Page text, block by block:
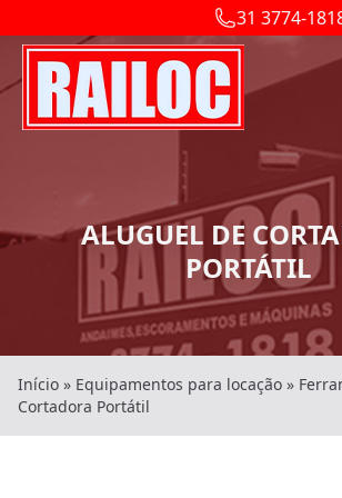
31 3774-
ALUGUEL DE
PORTÁTIL
Início » Equipamentos para locação »
Cortadora Portátil